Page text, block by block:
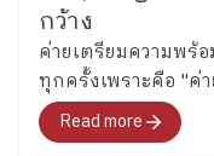
กว้าง
ค่ายเตรียมความพร้
ทุกครั้งเพราะคือ "ค่
สุดท้าย"สำหรับอนาค
จะพาทุกคนไปสำรว
Read more